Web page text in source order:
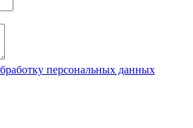
персональных данных